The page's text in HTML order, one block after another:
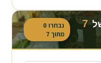
7 נבחרו 0
מתוך 7